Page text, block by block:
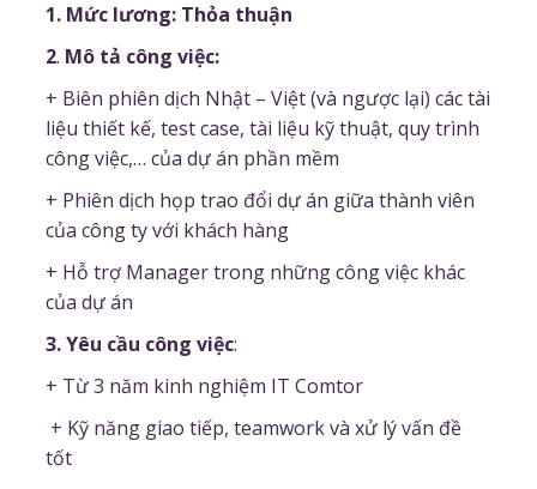
1. Mức lương: Thỏa thuận
2. Mô tả công việc:
+ Biên phiên dịch Nhật – Việt (và ngược lại) các tài
liệu thiết kế, test case, tài liệu kỹ thuật, quy trình
công việc,… của dự án phần mềm
+ Phiên dịch họp trao đổi dự án giữa thành viên
của công ty với khách hàng
+ Hỗ trợ Manager trong những công việc khác
của dự án
3. Yêu cầu công việc:
+ Từ 3 năm kinh nghiệm IT Comtor
+ Kỹ năng giao tiếp, teamwork và xử lý vấn đề
tốt